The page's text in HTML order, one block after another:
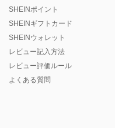
SHEINポイント
SHEINギフトカード
SHEINウォレット
レビュー記入方法
レビュー評価ルール
よくある質問